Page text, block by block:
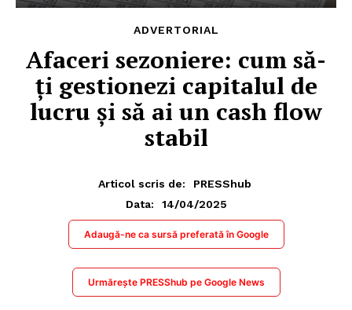
ADVERTORIAL
Afaceri sezoniere: cum să-
ți gestionezi capitalul de
lucru și să ai un cash flow
stabil
Articol scris de:
PRESShub
Data:
14/04/2025
Adaugă-ne ca sursă preferată în Google
Urmărește PRESShub pe Google News